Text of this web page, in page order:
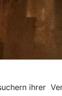
ihrer